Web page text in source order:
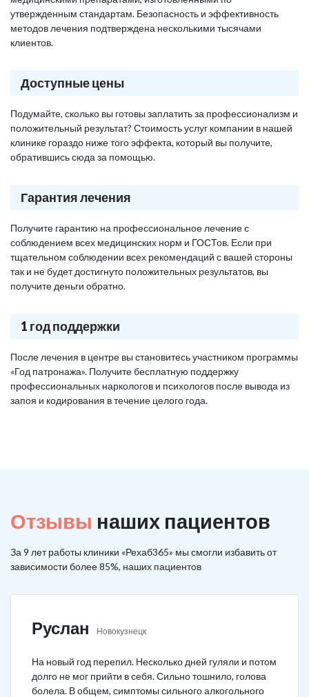
утвержденным стандартам. Безопасность и эффективность
методов лечения подтверждена несколькими тысячами
клиентов.
Доступные цены
Подумайте, сколько вы готовы заплатить за профессионализм и
положительный результат? Стоимость услуг компании в нашей
клинике гораздо ниже того эффекта, который вы получите,
обратившись сюда за помощью.
Гарантия лечения
Получите гарантию на профессиональное лечение с
соблюдением всех медицинских норм и ГОСТов. Если при
тщательном соблюдении всех рекомендаций с вашей стороны
так и не будет достигнуто положительных результатов, вы
получите деньги обратно.
1 год поддержки
После лечения в центре вы становитесь участником программы
«Год патронажа». Получите бесплатную поддержку
профессиональных наркологов и психологов после вывода из
запоя и кодирования в течение целого года.
Отзывы наших пациентов
За 9 лет работы клиники «Рехаб365» мы смогли избавить от
зависимости более 85%, наших пациентов
Руслан Новокузнецк
На новый год перепил. Несколько дней гуляли и потом
долго не мог прийти в себя. Сильно тошнило, голова
болела. В общем, симптомы сильного алкогольного